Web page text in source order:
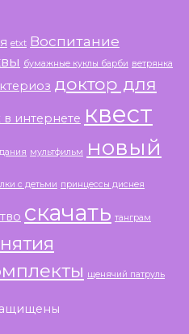
etxt Воспитание
бумажные куклы барби ветрянка
доктор для
в интернете квест
мультфильм
новый
с детьми принцессы диснея
скачать танграм
щенячий патруль